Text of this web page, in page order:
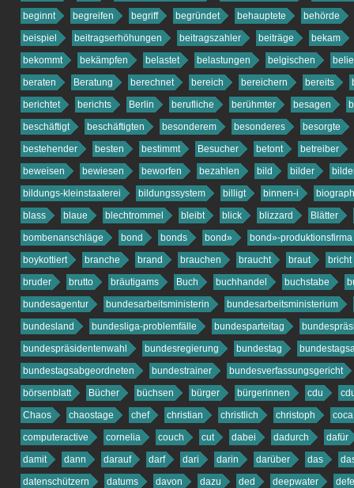
beginnt
begreifen begriff begründet behauptete
behörde
beispiel
beitragserhöhungen beitragszahler beiträge
bekam
bekommt
bekämpfen belastet belastungen belgischen
beraten
Beratung berechnet bereich bereichern bereits
berichtet
berichts Berlin berufliche berühmter besagen
beschäftigt
beschäftigten besonderem besonderes
besorgte
bestehender
besten bestimmt Besucher betont
betreiber
beweisen
bewiesen beworfen bezahlen bild bilder
bildungs-kleinstaaterei
bildungssystem billigt binnen-i
blass
blaue blechtrommel bleibt blick blizzard
Blätter
bombenanschläge
bond bonds bond»
bond»-produktionsfirma
boykottiert
branche brand brauchen braucht braut
bricht
bruder
brutto bräutigams Buch buchhandel buchstabe
bundesagentur
bundesarbeitsministerin
bundesarbeitsministerium
bundesland
bundesliga-problemfälle bundesparteitag
bundespräsidentenwahl
bundesregierung bundestag
bundestagsabgeordneten
bundestrainer
bundesverfassungsgericht
börsenblatt
Bücher büchsen bürger bürgerinnen cdu
Chaos
chaostage chef christian christlich christoph
coca
computeractive
cornelia couch cut dabei dadurch
dafür
damit
dann darauf darf dari darin darüber das
datenschützern
datums davon dazu ded deepwater